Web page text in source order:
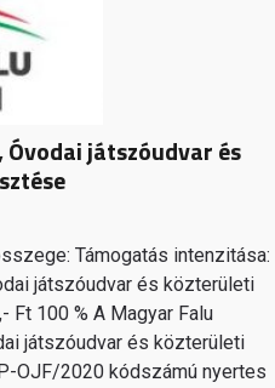
Óvodai játszóudvar és
Támogatás intenzitása:
játszóudvar és közterületi
100 % A Magyar Falu
játszóudvar és közterületi
OJF/2020 kódszámú nyertes